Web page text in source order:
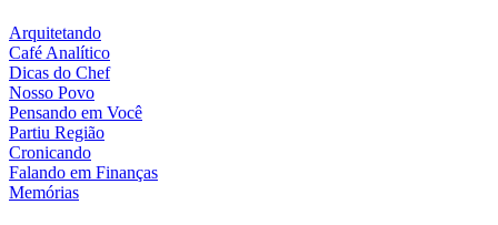
Arquitetando
Café Analítico
Dicas do Chef
Nosso Povo
Pensando em Você
Partiu Região
Cronicando
Falando em Finanças
Memórias